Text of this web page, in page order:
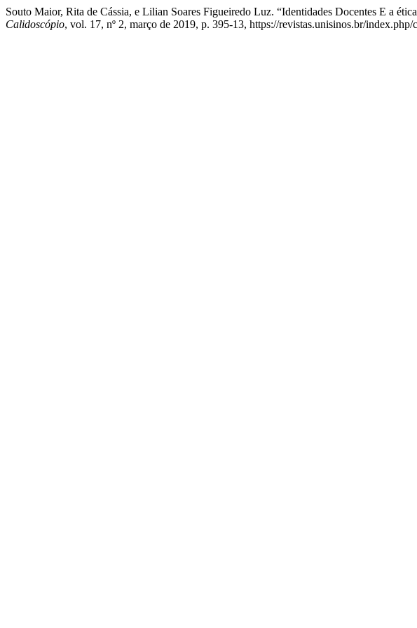
Souto Maior, Rita de Cássia, e Lilian Soares Figueiredo Luz. “Identidades Docentes E a
Calidoscópio, vol. 17, nº 2, março de 2019, p. 395-13, https://revistas.unisinos.br/